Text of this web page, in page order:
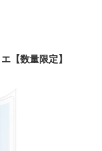
【数量限定】